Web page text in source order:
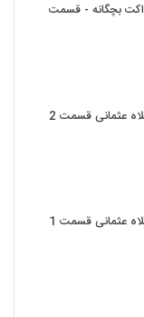
بچگانه - قسمت 1
عثمانی قسمت 2
عثمانی قسمت 1